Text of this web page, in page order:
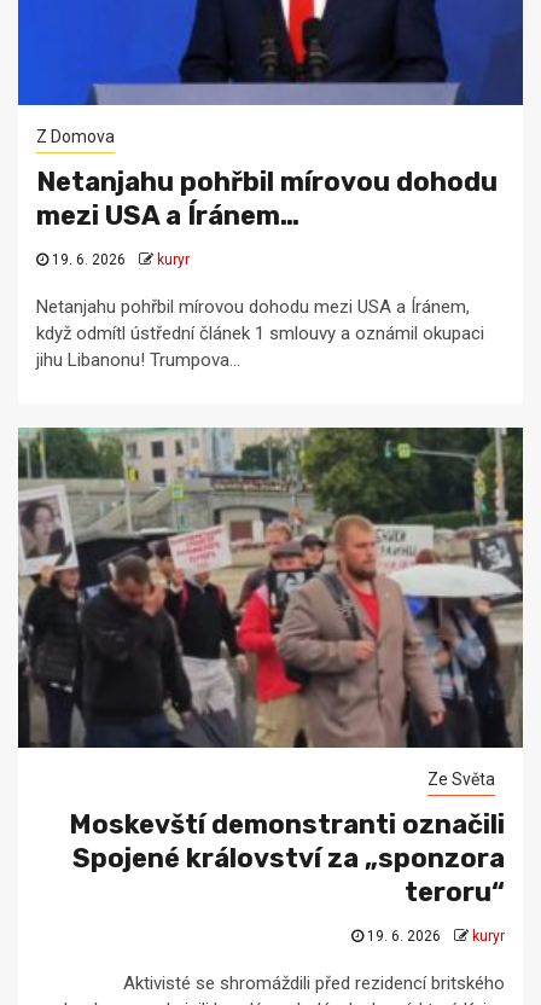
Z Domova
Netanjahu pohřbil mírovou dohodu
mezi USA a Íránem…
19. 6. 2026 kuryr
Netanjahu pohřbil mírovou dohodu mezi USA a Íránem,
když odmítl ústřední článek 1 smlouvy a oznámil okupaci
jihu Libanonu! Trumpova...
Ze Světa
Moskevští demonstranti označili
Spojené království za „sponzora
teroru“
19. 6. 2026 kuryr
Aktivisté se shromáždili před rezidencí britského